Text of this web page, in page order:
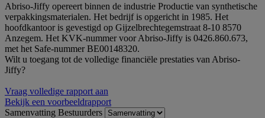
Abriso-Jiffy opereert binnen de industrie Productie van synthetische
verpakkingsmaterialen. Het bedrijf is opgericht in 1985. Het
hoofdkantoor is gevestigd op Gijzelbrechtegemstraat 8-10 8570
Anzegem. Het KVK-nummer voor Abriso-Jiffy is 0426.860.673,
met het Safe-nummer BE00148320.
Wilt u toegang tot de volledige financiële prestaties van Abriso-
Jiffy?
Vraag volledige rapport aan
Bekijk een voorbeeldrapport
Samenvatting Bestuurders